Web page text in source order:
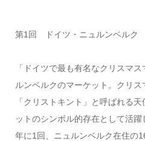
第1回 ドイツ・ニュルンベルク
「ドイツで最も有名なクリスマ
ルンベルクのマーケット。クリス
「クリストキント」と呼ばれる
ットのシンボル的存在として活
年に1回、ニュルンベルク在住の